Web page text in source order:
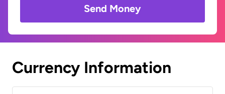
Send Money
Currency Information